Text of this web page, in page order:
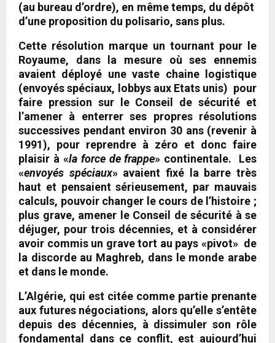
(au bureau d’ordre), en même temps, du dépôt
d’une proposition du polisario, sans plus.
Cette résolution marque un tournant pour le
Royaume, dans la mesure où ses ennemis
avaient déployé une vaste chaine logistique
(envoyés spéciaux, lobbys aux Etats unis) pour
faire pression sur le Conseil de sécurité et
l’amener à enterrer ses propres résolutions
successives pendant environ 30 ans (revenir à
1991), pour reprendre à zéro et donc faire
plaisir à «la force de frappe» continentale. Les
«envoyés spéciaux» avaient fixé la barre très
haut et pensaient sérieusement, par mauvais
calculs, pouvoir changer le cours de l’histoire ;
plus grave, amener le Conseil de sécurité à se
déjuger, pour trois décennies, et à considérer
avoir commis un grave tort au pays «pivot» de
la discorde au Maghreb, dans le monde arabe
et dans le monde.
L’Algérie, qui est citée comme partie prenante
aux futures négociations, alors qu’elle s’entête
depuis des décennies, à dissimuler son rôle
fondamental dans ce conflit, est aujourd’hui